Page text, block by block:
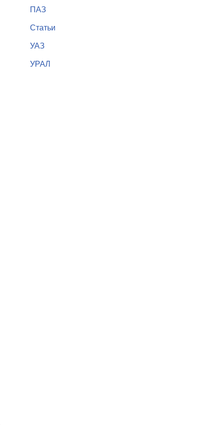
ПАЗ
Статьи
УАЗ
УРАЛ